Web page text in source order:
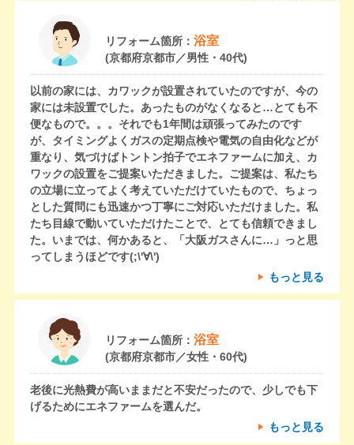
リフォーム箇所： 浴室
(京都府京都市／男性・40代)
以前の家には、カワックが設置されていたのですが、今の
家には未設置でした。あったものがなくなると…とても不
便なもので。。。それでも1年間は頑張ってみたのです
が、タイミングよくガスの定期点検や電気の自由化などが
重なり、気づけばトントン拍子でエネファームに加え、カ
ワックの設置をご提案いただきました。ご提案は、私たち
の立場に立ってよく考えていただけていたもので、ちょっ
とした質問にも迅速かつ丁寧にご対応いただけました。私
たち目線で動いていただけたことで、とても信頼できまし
た。いまでは、何かあると、「大阪ガスさんに…」っと思
ってしまうほどです(;\'∀\')
もっと見る
リフォーム箇所： 浴室
(京都府京都市／女性・60代)
老後に光熱費が高いままだと不安だったので、少しでも下
げるためにエネファームを選んだ。
もっと見る